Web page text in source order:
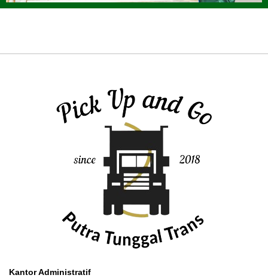
Kantor Administratif